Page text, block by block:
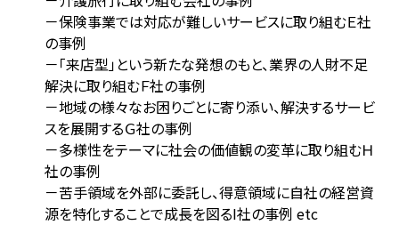
－保険事業では対応が難しいサービスに取り組むＥ社
の事例
－「来店型」という新たな発想のもと、業界の人財不足
解決に取り組むＦ社の事例
－地域の様々なお困りごとに寄り添い、解決するサービ
スを展開するＧ社の事例
－多様性をテーマに社会の価値観の変革に取り組むＨ
社の事例
－苦手領域を外部に委託し、得意領域に自社の経営資
源を特化することで成長を図るI社の事例 etc